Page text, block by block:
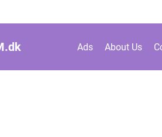
dk Ads About Us